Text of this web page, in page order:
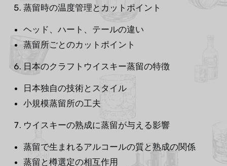
蒸留時の温度管理とカットポイント
ヘッド、ハート、テールの違い
蒸留所ごとのカットポイント
日本のクラフトウイスキー蒸留の特徴
日本独自の技術とスタイル
小規模蒸留所の工夫
ウイスキーの熟成に蒸留が与える影響
蒸留で生まれるアルコールの質と熟成の関係
蒸留と樽選定の相互作用